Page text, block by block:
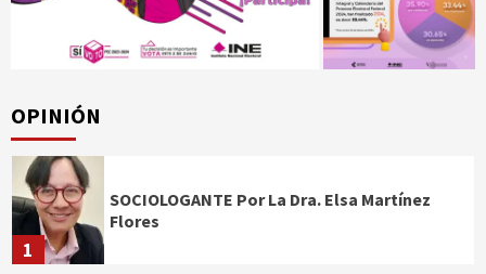
OPINIÓN
1
SOCIOLOGANTE Por La Dra. Elsa Martínez
Flores